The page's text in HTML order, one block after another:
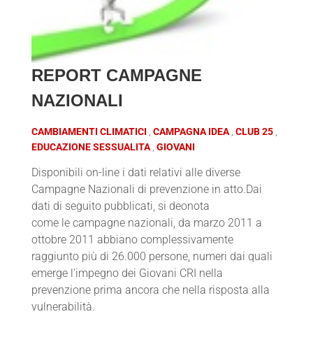
REPORT CAMPAGNE
NAZIONALI
CAMBIAMENTI CLIMATICI CAMPAGNA IDEA CLUB 25
EDUCAZIONE SESSUALITA GIOVANI
Disponibili on-line i dati relativi alle diverse
Campagne Nazionali di prevenzione in atto.Dai
dati di seguito pubblicati, si deonota
come le campagne nazionali, da marzo 2011 a
ottobre 2011 abbiano complessivamente
raggiunto più di 26.000 persone, numeri dai quali
emerge l'impegno dei Giovani CRI nella
prevenzione prima ancora che nella risposta alla
vulnerabilità.